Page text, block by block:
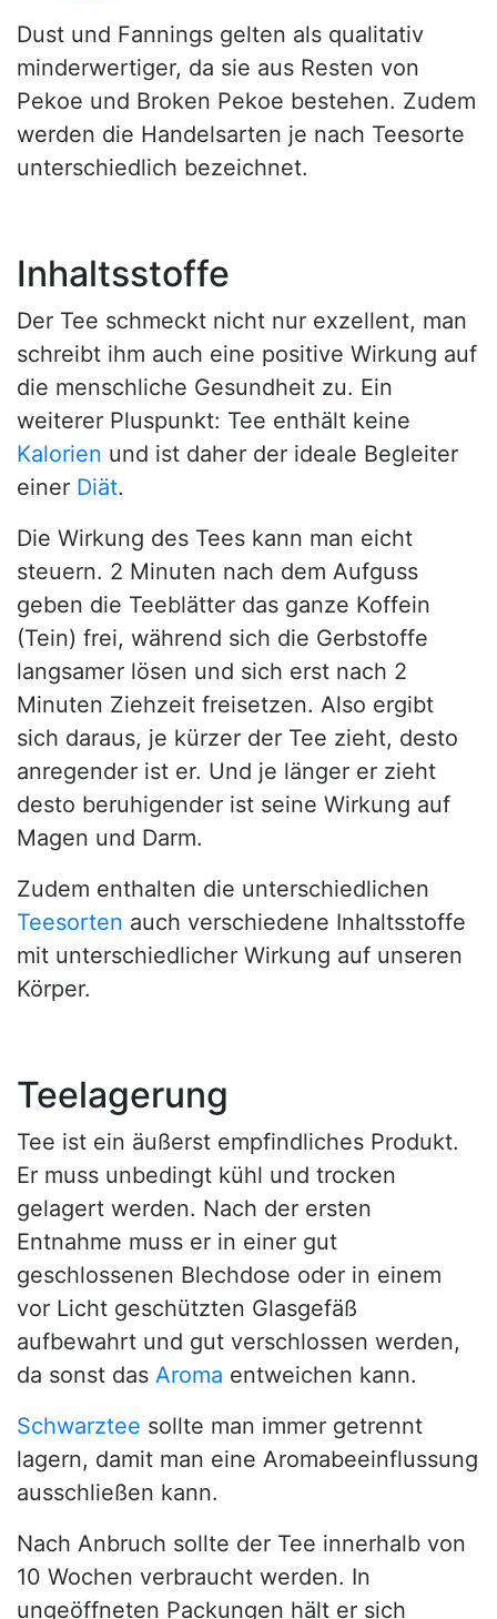
Dust und Fannings gelten als qualitativ
minderwertiger, da sie aus Resten von
Pekoe und Broken Pekoe bestehen. Zudem
werden die Handelsarten je nach Teesorte
unterschiedlich bezeichnet.
Inhaltsstoffe
Der Tee schmeckt nicht nur exzellent, man
schreibt ihm auch eine positive Wirkung auf
die menschliche Gesundheit zu. Ein
weiterer Pluspunkt: Tee enthält keine
Kalorien und ist daher der ideale Begleiter
einer Diät.
Die Wirkung des Tees kann man eicht
steuern. 2 Minuten nach dem Aufguss
geben die Teeblätter das ganze Koffein
(Tein) frei, während sich die Gerbstoffe
langsamer lösen und sich erst nach 2
Minuten Ziehzeit freisetzen. Also ergibt
sich daraus, je kürzer der Tee zieht, desto
anregender ist er. Und je länger er zieht
desto beruhigender ist seine Wirkung auf
Magen und Darm.
Zudem enthalten die unterschiedlichen
Teesorten auch verschiedene Inhaltsstoffe
mit unterschiedlicher Wirkung auf unseren
Körper.
Teelagerung
Tee ist ein äußerst empfindliches Produkt.
Er muss unbedingt kühl und trocken
gelagert werden. Nach der ersten
Entnahme muss er in einer gut
geschlossenen Blechdose oder in einem
vor Licht geschützten Glasgefäß
aufbewahrt und gut verschlossen werden,
da sonst das Aroma entweichen kann.
Schwarztee sollte man immer getrennt
lagern, damit man eine Aromabeeinflussung
ausschließen kann.
Nach Anbruch sollte der Tee innerhalb von
10 Wochen verbraucht werden. In
ungeöffneten Packungen hält er sich